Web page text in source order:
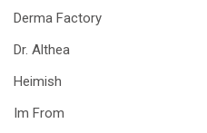
Derma Factory
Dr. Althea
Heimish
Im From